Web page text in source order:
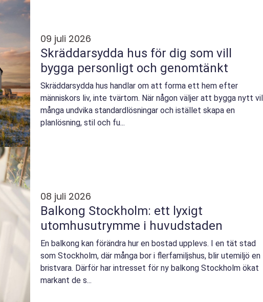
09 juli 2026
Skräddarsydda hus för dig som vill
bygga personligt och genomtänkt
Skräddarsydda hus handlar om att forma ett hem efter
människors liv, inte tvärtom. När någon väljer att bygga nytt
många undvika standardlösningar och istället skapa en
planlösning, stil och fu...
08 juli 2026
Balkong Stockholm: ett lyxigt
utomhusutrymme i huvudstaden
En balkong kan förändra hur en bostad upplevs. I en tät stad
som Stockholm, där många bor i flerfamiljshus, blir utemiljö en
bristvara. Därför har intresset för ny balkong Stockholm ökat
markant de s...